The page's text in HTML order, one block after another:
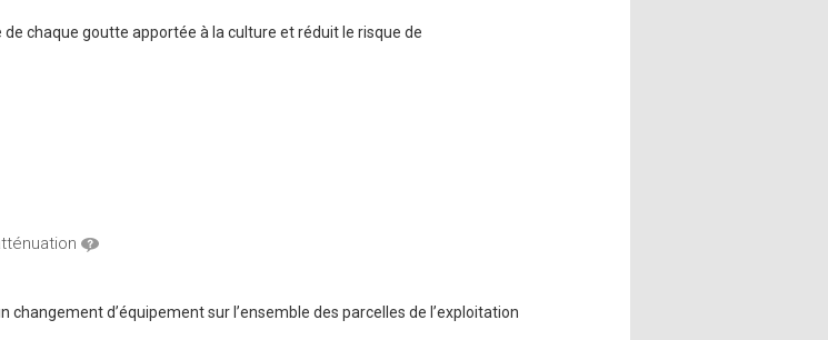
chaque goutte apportée à la culture et réduit le risque de
changement d’équipement sur l’ensemble des parcelles de l’exploitation